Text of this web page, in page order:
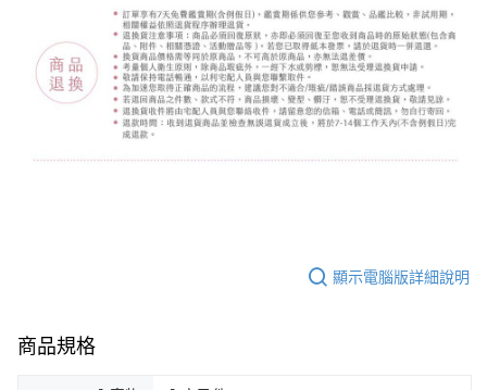
顯示電腦版詳細說明
商品規格